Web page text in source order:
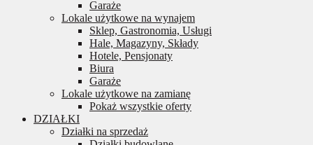
Garaże
Lokale użytkowe na wynajem
Sklep, Gastronomia, Usługi
Hale, Magazyny, Składy
Hotele, Pensjonaty
Biura
Garaże
Lokale użytkowe na zamianę
Pokaż wszystkie oferty
DZIAŁKI
Działki na sprzedaż